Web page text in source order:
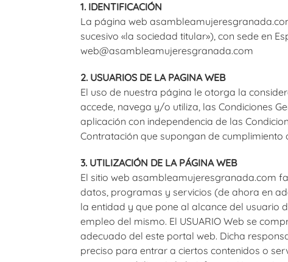
1. IDENTIFICACIÓN
La página web
sucesivo «la sociedad titular»), con sede en
web@asambleamujeresgranada.com
2. USUARIOS DE LA PAGINA WEB
El uso de nuestra página le otorga la
accede, navega y/o utiliza, las Condiciones
aplicación con independencia de las
Contratación que supongan de
3. UTILIZACIÓN DE LA PÁGINA WEB
El sitio web asambleamujeresgranada.com
datos, programas y servicios (de ahora en
la entidad y que pone al alcance del usuario
empleo del mismo. El USUARIO Web se
adecuado del este portal web. Dicha
preciso para entrar a ciertos contenidos o